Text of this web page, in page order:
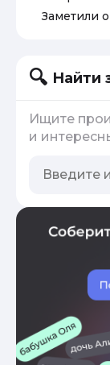
Заметили
Найти
Ищите
и